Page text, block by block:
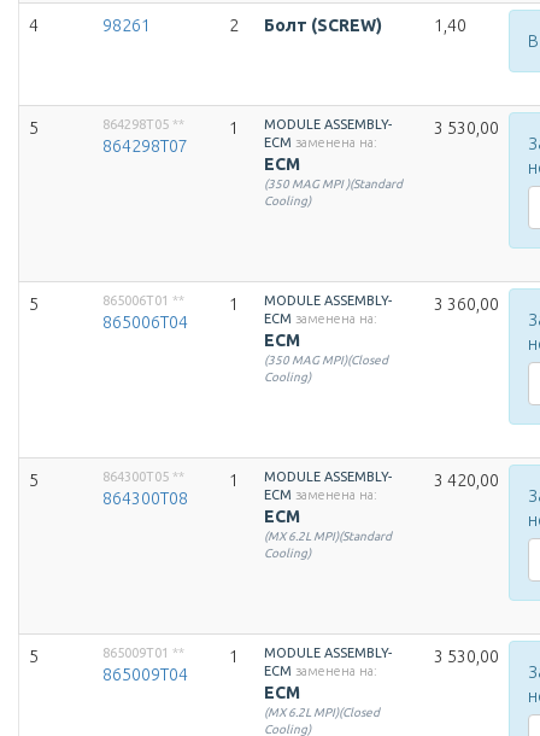
4 98261 2 Болт (SCREW)
1,40
5 864298T05 **
864298T07
1
MODULE ASSEMBLY-
ECM заменена на:
ECM
(350 MAG MPI )(Standard
Cooling)
3 530,00
5 865006T01 **
865006T04
1
MODULE ASSEMBLY-
ECM заменена на:
ECM
(350 MAG MPI)(Closed
Cooling)
3 360,00
5 864300T05 **
864300T08
1
MODULE ASSEMBLY-
ECM заменена на:
ECM
(MX 6.2L MPI)(Standard
Cooling)
3 420,00
5 865009T01 **
865009T04
1
MODULE ASSEMBLY-
ECM заменена на:
ECM
(MX 6.2L MPI)(Closed
Cooling)
3 530,00